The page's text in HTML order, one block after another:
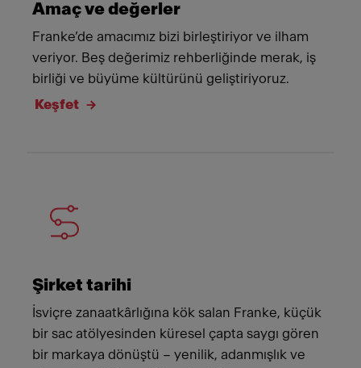
Amaç ve değerler
Franke’de amacımız bizi birleştiriyor ve ilham
veriyor. Beş değerimiz rehberliğinde merak, iş
birliği ve büyüme kültürünü geliştiriyoruz.
Keşfet
Şirket tarihi
İsviçre zanaatkârlığına kök salan Franke, küçük
bir sac atölyesinden küresel çapta saygı gören
bir markaya dönüştü – yenilik, adanmışlık ve